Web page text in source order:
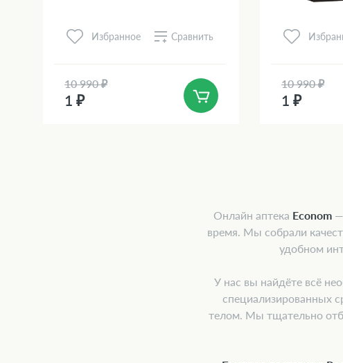
Избранное Сравнить
10 990 ₽
1 ₽
10 990 ₽
1 ₽
Онлайн аптека Econom
время. Мы собрали
удобном
У нас вы найдёте всё
специализированных
телом. Мы тщательно